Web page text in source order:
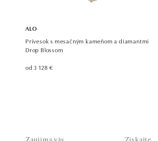
ALO
Prívesok s mesačným kameňom a diamantmi
Drop Blossom
od 3 128 €